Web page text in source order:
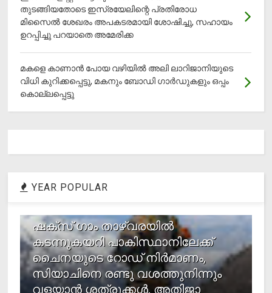
തുടങ്ങിയതോടെ ഇസ്രയേലിന്റെ പ്രതിരോധ
മിസൈല്‍ ശേഖരം അപകടരമായി ശോഷിച്ചു, സഹായം
ഉറപ്പിച്ചു പറയാതെ അമേരിക്ക
മകളെ കാണാന്‍ പോയ വഴിയില്‍ അലി ലാറിജാനിയുടെ
വിധി കുറിക്കപ്പെട്ടു, മകനും ബോഡി ഗാര്‍ഡുകളും ഒപ്പം
കൊല്ലപ്പെട്ടു
YEAR POPULAR
ഷക്സ് ​ഗാം താഴ്‌വരയിൽ
കടന്നുകയറി പാകിസ്ഥാനിലേക്ക്
ചൈനയുടെ റോഡ് നിർമാണം,
സിയാചിനെ രണ്ടു വശത്തുനിന്നും
വളയാൻ ശത്രുക്കൾ, അതിജാ​